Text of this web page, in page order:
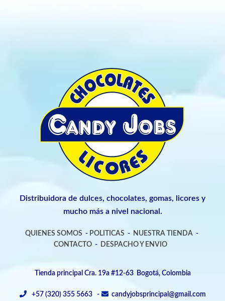
Distribuidora de dulces, chocolates, gomas, licores y
mucho más a nivel nacional.
QUIENES SOMOS - POLITICAS - NUESTRA TIENDA -
CONTACTO- DESPACHO Y ENVIO
Tienda principal Cra. 19a #12-63 Bogotá, Colombia
+57 (320) 355 5663 - candyjobsprincipal@gmail.com